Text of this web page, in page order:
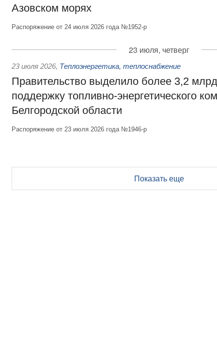
Азовском морях
Распоряжение от 24 июля 2026 года №1952-р
23 июля, четверг
23 июля 2026, Теплоэнергетика, теплоснабжение
Правительство выделило более 3,2
поддержку топливно-энергетического
Белгородской области
Распоряжение от 23 июля 2026 года №1946-р
Показать еще